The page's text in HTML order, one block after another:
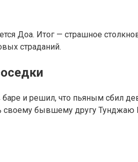
Доа. Итог — страшное
страданий.
и решил, что пьяным сбил
бывшему другу Тунджаю